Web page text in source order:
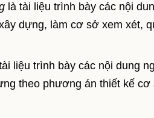
là tài liệu trình bày các nội
dựng, làm cơ sở xem xét,
liệu trình bày các nội dung
theo phương án thiết kế